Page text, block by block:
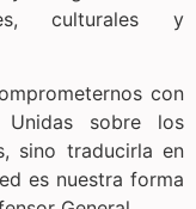
culturales y
con
sobre los
sino traducirla en
es nuestra forma